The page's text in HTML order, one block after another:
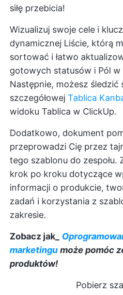
siłę przebicia!
Wizualizuj swoje cele i
dynamicznej Liście, którą
sortować i łatwo
gotowych statusów i Pól w
Następnie, możesz śledzić
szczegółowej Tablica
widoku Tablica w ClickUp.
Dodatkowo, dokument
przeprowadzi Cię przez
tego szablonu do zespołu.
krok po kroku dotyczące
informacji o produkcie,
zadań i korzystania z
zakresie.
Zobacz jak_
marketingu może pomóc
produktów!
Pobierz